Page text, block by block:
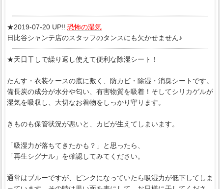
★2019-07-20 UP!! 恐怖の湿気
日比谷シャンテ店のスタッフのタンスにも欠かせません♪
★天日干しで繰り返し使えて便利な除湿シート！
たんす・衣装ケースの底に敷く、防カビ・除湿・消臭シートです。
備長炭の成分が水分や匂い、有害物質を吸着！そしてシリカゲルが
湿気を吸収し、大切なお着物をしっかり守ります。
きものも保管状況が悪いと、カビが生えてしまいます。
「吸湿力が落ちてきたかも？」と思ったら、
「再生シグナル」を確認してみてください。
通常はブルーですが、ピンクになっていたら吸湿力が低下してしま